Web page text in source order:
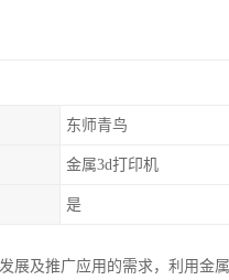
东师青鸟
金属3d打印机
是
展及推广应用的需求，利用金